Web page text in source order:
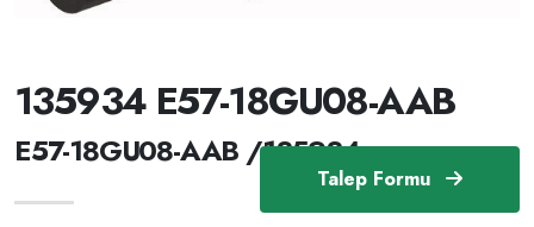
Talep Formu
135934 E57-18GU08-AAB
E57-18GU08-AAB /135934